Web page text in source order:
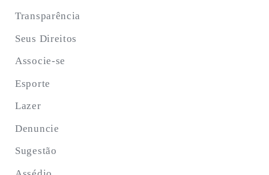
Transparência
Seus Direitos
Associe-se
Esporte
Lazer
Denuncie
Sugestão